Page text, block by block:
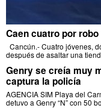
Caen cuatro por
Cancún.- Cuatro jóvenes,
después de asaltar una
Genry se creía muy
captura la policía
AGENCIA SIM Playa del
detuvo a Genry “N” con 50